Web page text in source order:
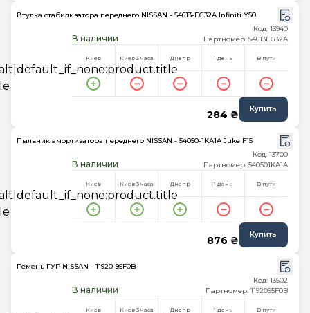
Втулка стабилизатора переднего NISSAN - 54613-EG32A Infiniti Y50
В наличии
Код: 13940
Партномер: 54613EG32A
Киев Киев 3 часа Днепр 1 день В пути
284 ₴ Купить
Пыльник амортизатора переднего NISSAN - 54050-1KA1A Juke F15
В наличии
Код: 13700
Партномер: 540501KA1A
Киев Киев 3 часа Днепр 1 день В пути
876 ₴ Купить
Ремень ГУР NISSAN - 11920-95F0B
В наличии
Код: 13502
Партномер: 1192095F0B
Киев Киев 3 часа Днепр 1 день В пути